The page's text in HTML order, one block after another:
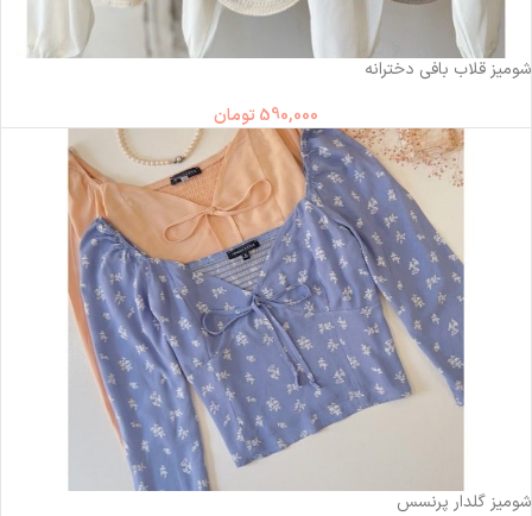
ناموجود
شومیز قلاب بافی دخترانه
590,000 تومان
شومیز گلدار پرنسس